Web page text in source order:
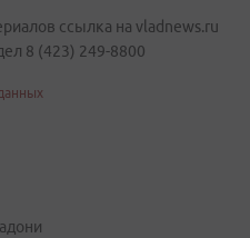
ссылка на vladnews.ru
8 (423) 249-8800